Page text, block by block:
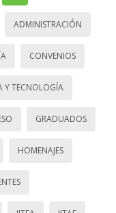
ADMINISTRACIÓN
CONVENIOS
Y TECNOLOGÍA
GRADUADOS
HOMENAJES